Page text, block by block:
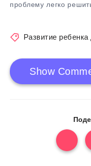
проблему легко
Развитие ребенка
Show